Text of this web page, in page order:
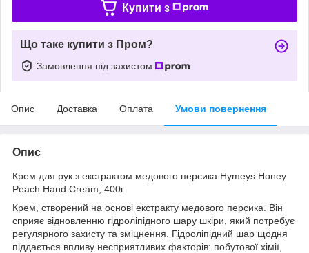
Купити з
Що таке купити з Пром?
Замовлення під захистом
Опис Доставка Оплата Умови повернення
Опис
Крем для рук з екстрактом медового персика Hymeys Honey
Peach Hand Cream, 400г
Крем, створений на основі екстракту медового персика. Він
сприяє відновленню гідроліпідного шару шкіри, який потребує
регулярного захисту та зміцнення. Гідроліпідний шар щодня
піддається впливу несприятливих факторів: побутової хімії,